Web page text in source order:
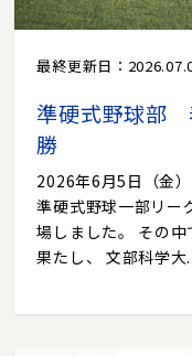
最終更新日：
準硬式野球部
勝
2026年6月5日（金
準硬式野球一部リー
場しました。 その
果たし、 文部科学大